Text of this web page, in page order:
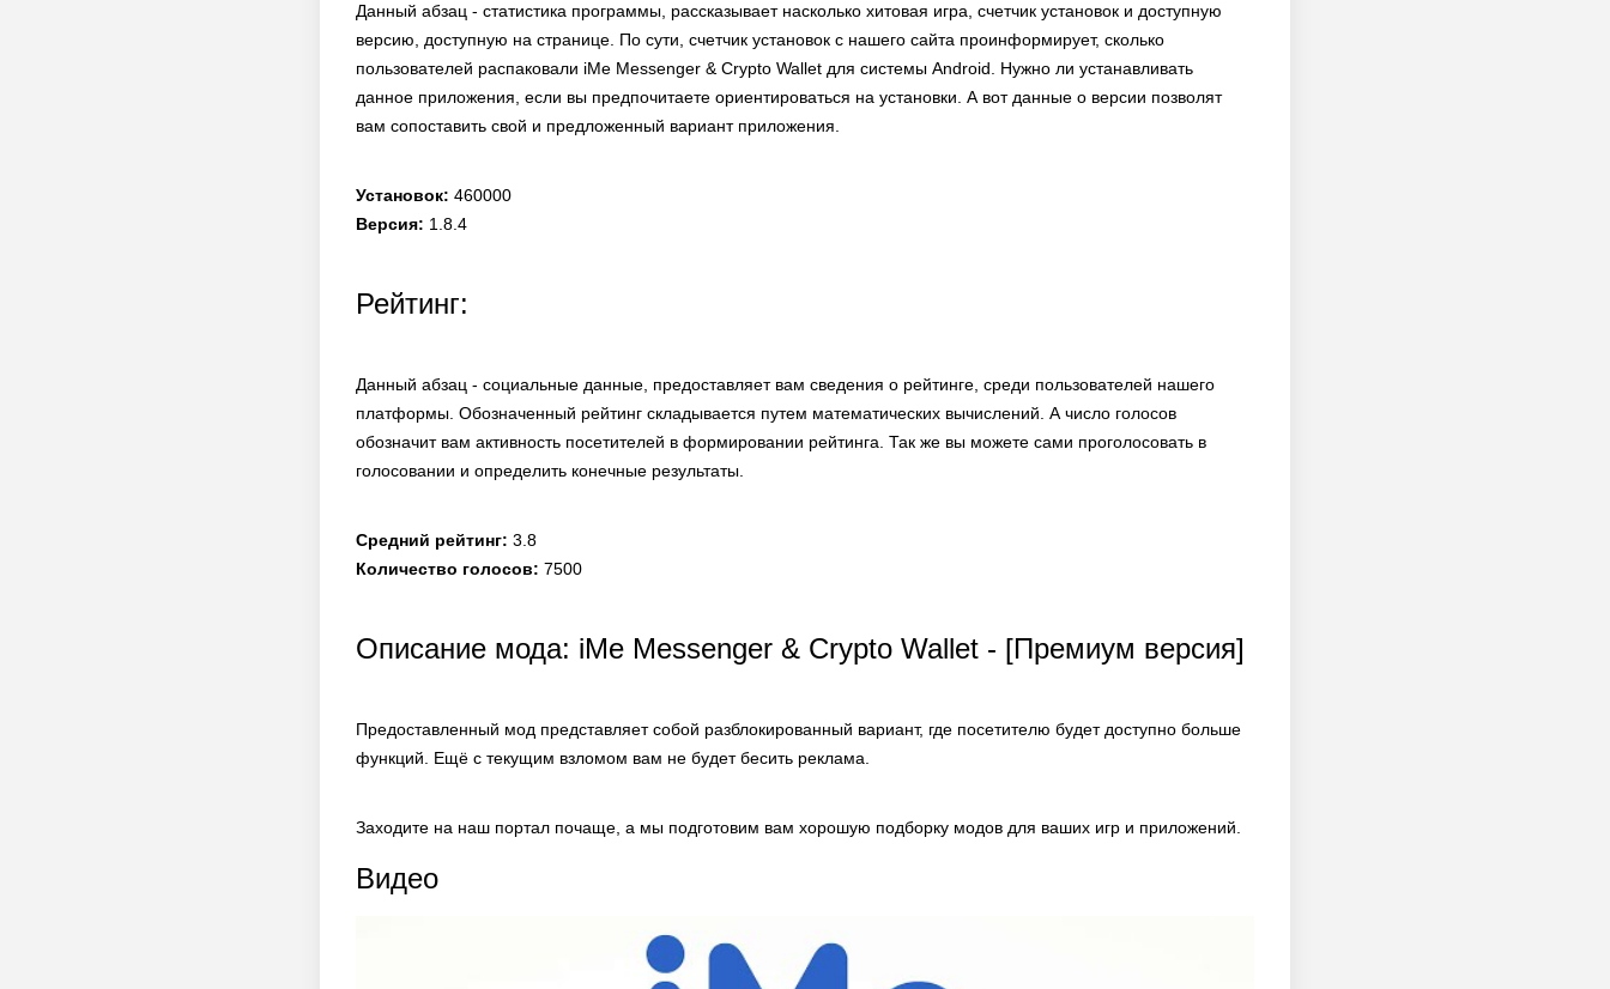
Данный абзац - статистика программы, рассказывает насколько хитовая игра, счетчик установок и доступную
версию, доступную на странице. По сути, счетчик установок с нашего сайта проинформирует, сколько
пользователей распаковали iMe Messenger & Crypto Wallet для системы Android. Нужно ли устанавливать
данное приложения, если вы предпочитаете ориентироваться на установки. А вот данные о версии позволят
вам сопоставить свой и предложенный вариант приложения.
Установок: 460000
Версия: 1.8.4
Рейтинг:
Данный абзац - социальные данные, предоставляет вам сведения о рейтинге, среди пользователей нашего
платформы. Обозначенный рейтинг складывается путем математических вычислений. А число голосов
обозначит вам активность посетителей в формировании рейтинга. Так же вы можете сами проголосовать в
голосовании и определить конечные результаты.
Средний рейтинг: 3.8
Количество голосов: 7500
Описание мода: iMe Messenger & Crypto Wallet - [Премиум версия]
Предоставленный мод представляет собой разблокированный вариант, где посетителю будет доступно больше
функций. Ещё с текущим взломом вам не будет бесить реклама.
Заходите на наш портал почаще, а мы подготовим вам хорошую подборку модов для ваших игр и приложений.
Видео